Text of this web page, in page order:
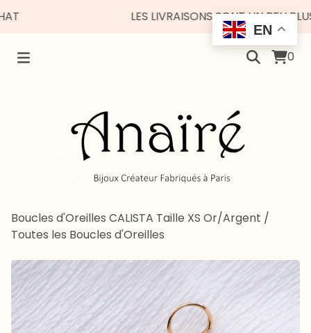
LES LIVRAISONS SONT UN PEU PLUS
0
Boucles d'Oreilles CALISTA Taille XS Or/Argent /
Toutes les Boucles d'Oreilles
EN